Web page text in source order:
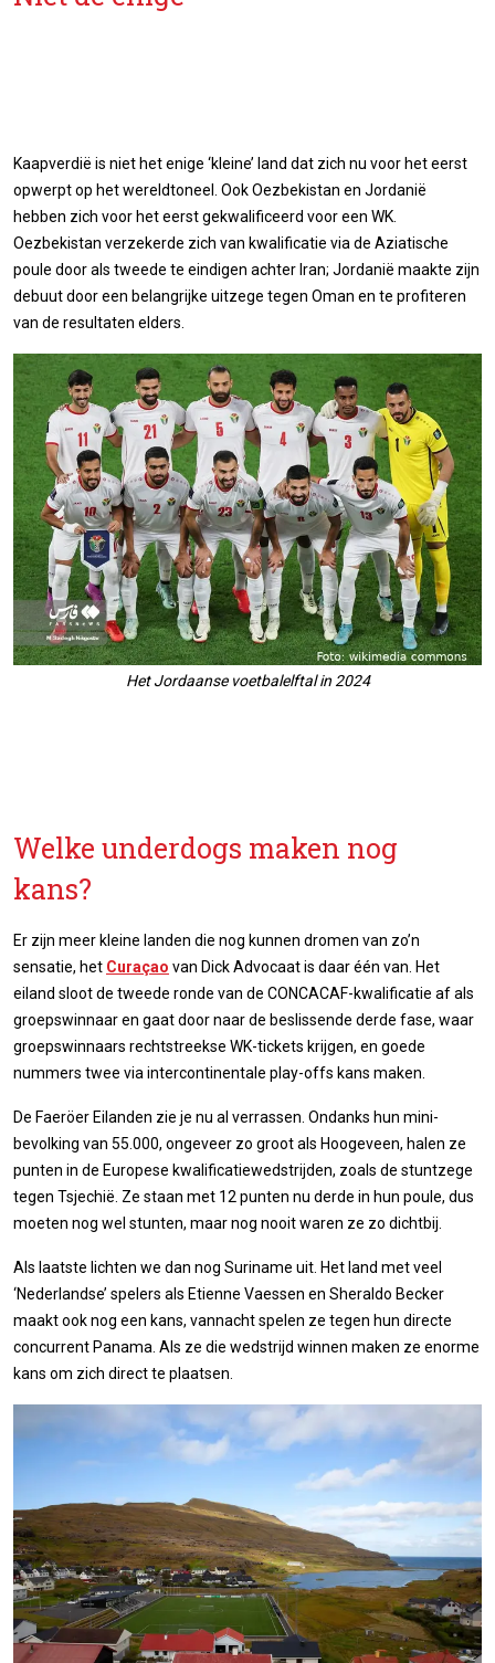
Kaapverdië is niet het enige ‘kleine’ land dat zich nu voor het eerst
opwerpt op het wereldtoneel. Ook Oezbekistan en Jordanië
hebben zich voor het eerst gekwalificeerd voor een WK.
Oezbekistan verzekerde zich van kwalificatie via de Aziatische
poule door als tweede te eindigen achter Iran; Jordanië maakte zijn
debuut door een belangrijke uitzege tegen Oman en te profiteren
van de resultaten elders.
Het Jordaanse voetbalelftal in 2024
Welke underdogs maken nog
kans?
Er zijn meer kleine landen die nog kunnen dromen van zo’n
sensatie, het Curaçao van Dick Advocaat is daar één van. Het
eiland sloot de tweede ronde van de CONCACAF-kwalificatie af als
groepswinnaar en gaat door naar de beslissende derde fase, waar
groepswinnaars rechtstreekse WK-tickets krijgen, en goede
nummers twee via intercontinentale play-offs kans maken.
De Faeröer Eilanden zie je nu al verrassen. Ondanks hun mini-
bevolking van 55.000, ongeveer zo groot als Hoogeveen, halen ze
punten in de Europese kwalificatiewedstrijden, zoals de stuntzege
tegen Tsjechië. Ze staan met 12 punten nu derde in hun poule, dus
moeten nog wel stunten, maar nog nooit waren ze zo dichtbij.
Als laatste lichten we dan nog Suriname uit. Het land met veel
‘Nederlandse’ spelers als Etienne Vaessen en Sheraldo Becker
maakt ook nog een kans, vannacht spelen ze tegen hun directe
concurrent Panama. Als ze die wedstrijd winnen maken ze enorme
kans om zich direct te plaatsen.